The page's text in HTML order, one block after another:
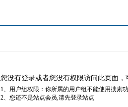
您没有登录或者您没有权限访问此页面
1、用户组权限：你所属的用户组不能使用搜索
2、您还不是站点会员,请先登录站点